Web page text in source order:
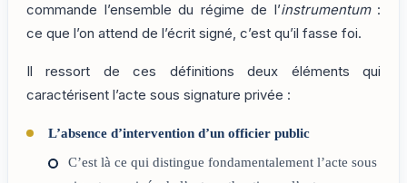
commande l’ensemble du régime de l’instrumentum:
ce que l’on attend de l’écrit signé, c’est qu’il fasse foi.
Il ressort de ces définitions deux éléments qui
caractérisent l’acte sous signature privée :
L’absence d’intervention d’un officier public
C’est là ce qui distingue fondamentalement l’acte sous